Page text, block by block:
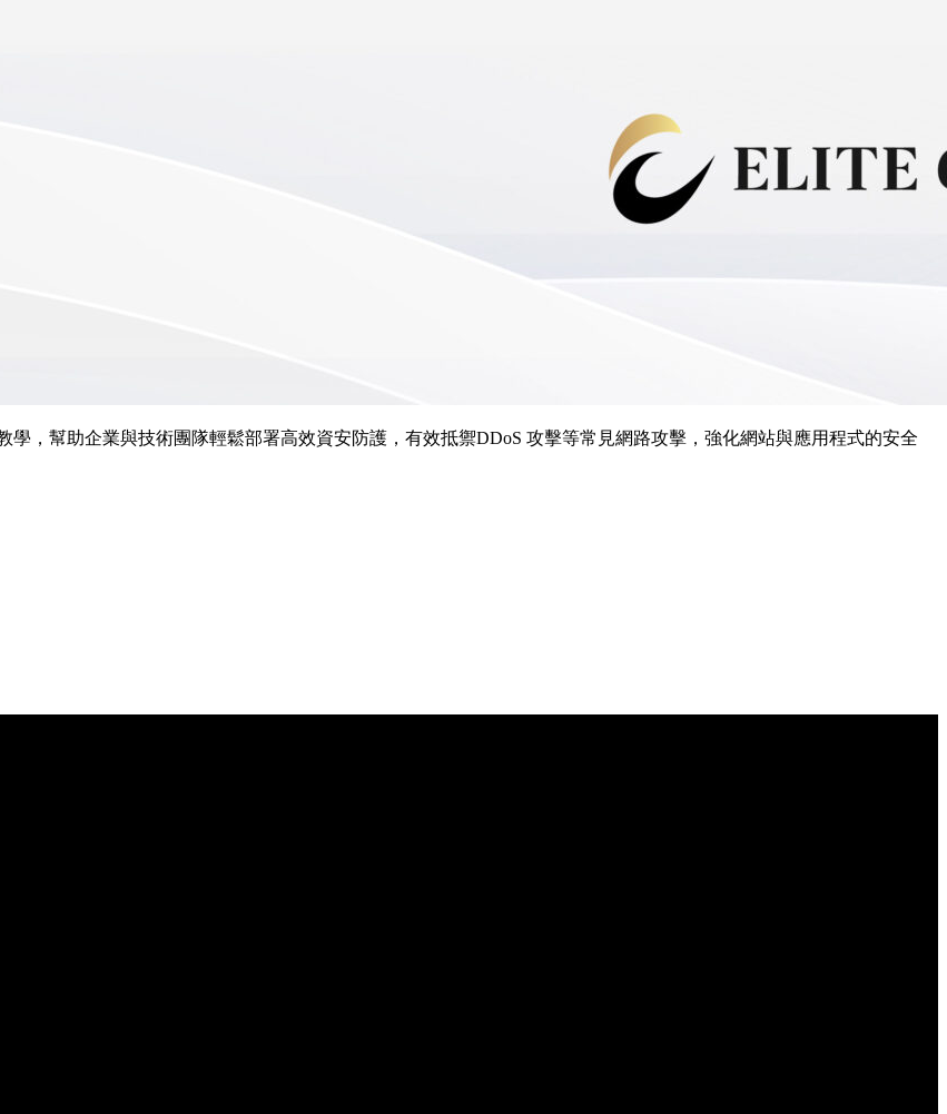
，幫助企業與技術團隊輕鬆部署高效資安防護，有效抵禦DDoS 攻擊等常見網路攻擊，強化網站與應用程式的安全